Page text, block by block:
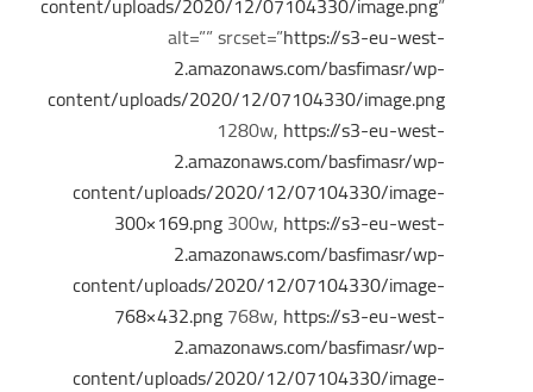
alt=”” srcset=”https://s3-eu-west-
2.amazonaws.com/basfimasr/wp-
content/uploads/2020/12/07104330/image.png
1280w, https://s3-eu-west-
2.amazonaws.com/basfimasr/wp-
content/uploads/2020/12/07104330/image-
300×169.png300w, https://s3-eu-west-
2.amazonaws.com/basfimasr/wp-
content/uploads/2020/12/07104330/image-
768×432.png768w, https://s3-eu-west-
2.amazonaws.com/basfimasr/wp-
content/uploads/2020/12/07104330/image-